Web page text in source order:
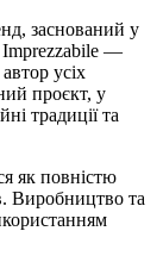
заснований у
Imprezzabile —
усіх
проєкт, у
традиції та
як повністю
Виробництво та